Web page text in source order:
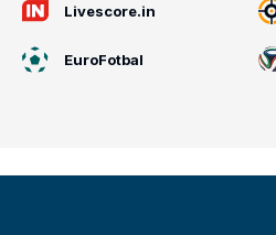
Livescore.in
EuroFotbal